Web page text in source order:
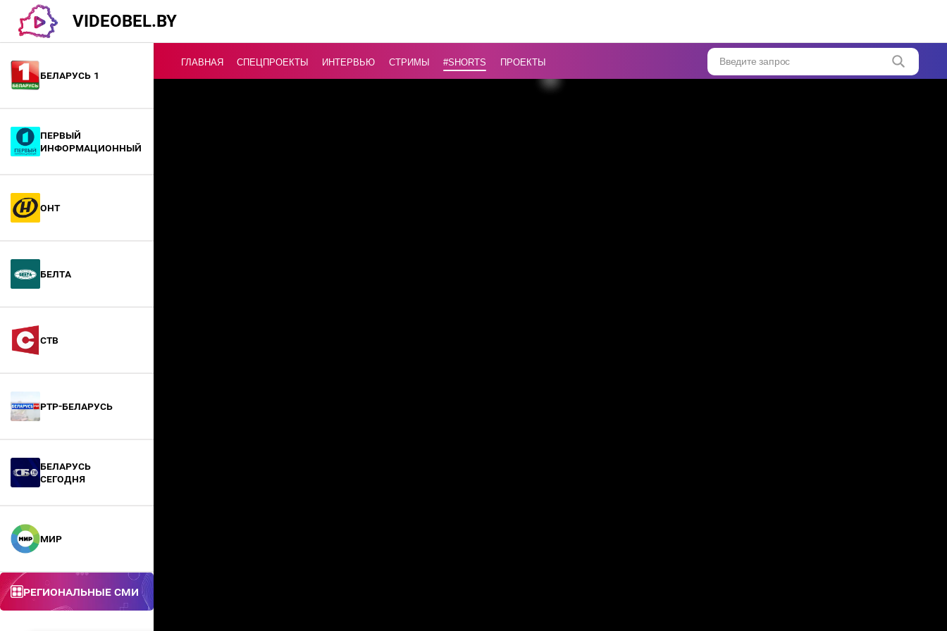
VIDEOBEL.BY
Беларусь 1
Первый
информационный
ОНТ
БелТА
СТВ
РТР-Беларусь
БЕЛАРУСЬ
СЕГОДНЯ
МИР
Региональные СМИ
ГЛАВНАЯ СПЕЦПРОЕКТЫ ИНТЕРВЬЮ СТРИМЫ #Shorts ПРОЕКТЫ Введите запрос